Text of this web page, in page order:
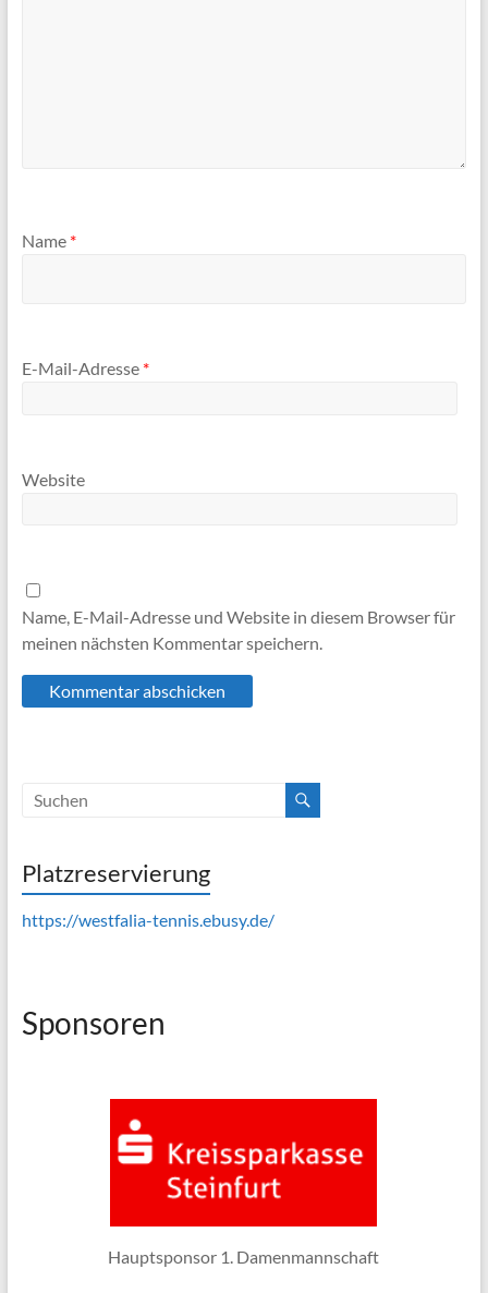
Name *
E-Mail-Adresse *
Website
Name, E-Mail-Adresse und Website in diesem Browser für
meinen nächsten Kommentar speichern.
Platzreservierung
https://westfalia-tennis.ebusy.de/
Sponsoren
Hauptsponsor 1. Damenmannschaft